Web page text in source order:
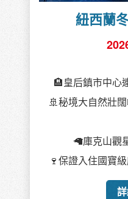
紐西蘭
🏨皇后鎮市中心
🚢秘境大自然壯
🦙庫克山觀
🍷保證入住國寶